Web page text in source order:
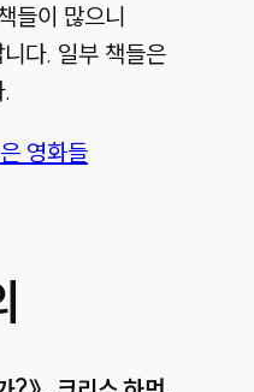
들이 많으니
다. 일부 책들은
영화들